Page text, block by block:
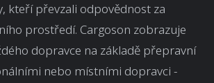
kteří převzali odpovědnost za
prostředí. Cargoson zobrazuje
dopravce na základě přepravní
nebo místními dopravci -